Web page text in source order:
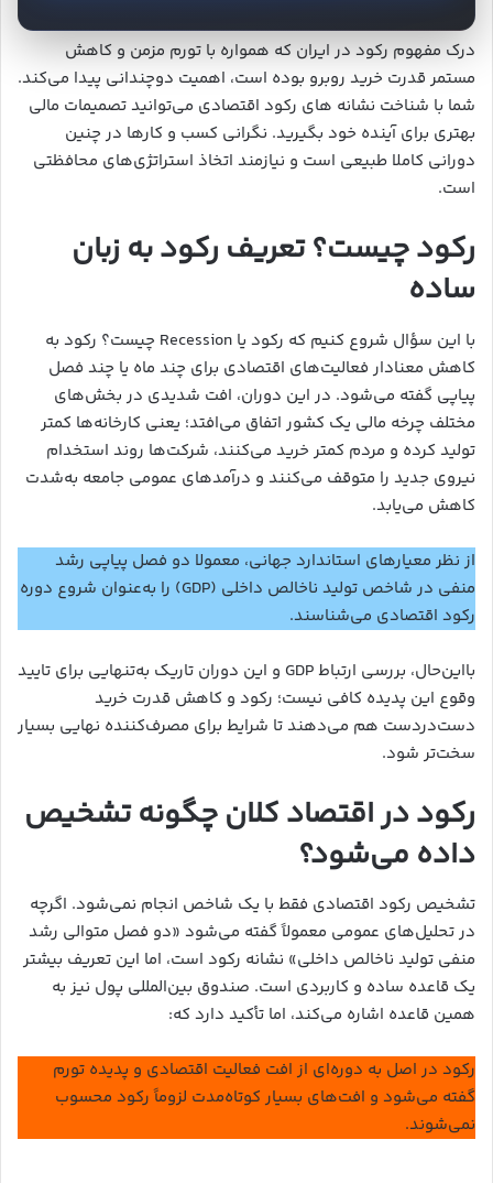
درک مفهوم رکود در ایران که همواره با تورم مزمن و کاهش
مستمر قدرت خرید روبرو بوده است، اهمیت دوچندانی پیدا می‌کند.
شما با شناخت نشانه های رکود اقتصادی می‌توانید تصمیمات مالی
بهتری برای آینده خود بگیرید. نگرانی کسب و کارها در چنین
دورانی کاملا طبیعی است و نیازمند اتخاذ استراتژی‌های محافظتی
است.
رکود چیست؟ تعریف رکود به زبان
ساده
با این سؤال شروع کنیم که رکود یا Recession چیست؟ رکود به
کاهش معنادار فعالیت‌های اقتصادی برای چند ماه یا چند فصل
پیاپی گفته می‌شود. در این دوران، افت شدیدی در بخش‌های
مختلف چرخه مالی یک کشور اتفاق می‌افتد؛ یعنی کارخانه‌ها کمتر
تولید کرده و مردم کمتر خرید می‌کنند، شرکت‌ها روند استخدام
نیروی جدید را متوقف می‌کنند و درآمدهای عمومی جامعه به‌شدت
کاهش می‌یابد.
از نظر معیارهای استاندارد جهانی، معمولا دو فصل پیاپی رشد
منفی در شاخص تولید ناخالص داخلی (GDP) را به‌عنوان شروع دوره
رکود اقتصادی می‌شناسند.
بااین‌حال، بررسی ارتباط GDP و این دوران تاریک به‌تنهایی برای تایید
وقوع این پدیده کافی نیست؛ رکود و کاهش قدرت خرید
دست‌دردست هم می‌دهند تا شرایط برای مصرف‌کننده نهایی بسیار
سخت‌تر شود.
رکود در اقتصاد کلان چگونه تشخیص
داده می‌شود؟
تشخیص رکود اقتصادی فقط با یک شاخص انجام نمی‌شود. اگرچه
در تحلیل‌های عمومی معمولاً گفته می‌شود «دو فصل متوالی رشد
منفی تولید ناخالص داخلی» نشانه رکود است، اما این تعریف بیشتر
یک قاعده ساده و کاربردی است. صندوق بین‌المللی پول نیز به
همین قاعده اشاره می‌کند، اما تأکید دارد که:
رکود در اصل به دوره‌ای از افت فعالیت اقتصادی و پدیده تورم
گفته می‌شود و افت‌های بسیار کوتاه‌مدت لزوماً رکود محسوب
نمی‌شوند.